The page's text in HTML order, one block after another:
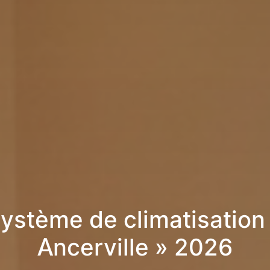
de climatisation
Ancerville » 2026